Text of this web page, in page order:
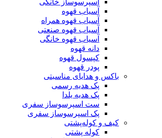
اسپرسوساز خانگی
آسیاب قهوه
آسیاب قهوه همراه
آسیاب قهوه صنعتی
آسیاب قهوه خانگی
دانه قهوه
کپسول قهوه
پودر قهوه
باکس و هدایای مناسبتی
پک هدیه رسمی
پک هدیه یلدا
ست اسپرسوساز سفری
پک اسپرسوساز سفری
کیف و کوله‌پشتی
کوله پشتی